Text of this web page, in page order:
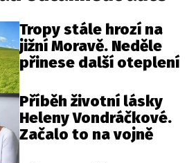
Tropy stále hrozí na
jižní Moravě. Neděle
přinese další oteplení
Příběh životní lásky
Heleny Vondráčkové.
Začalo to na vojně